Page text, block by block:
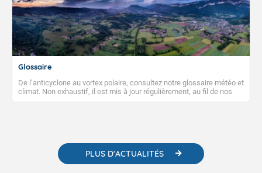
Glossaire
De l’anticyclone au vortex polaire, consultez notre glossaire météo et
climat. Non exhaustif, il est mis à jour régulièrement, au fil de nos
publications. Vous y trouverez également des liens utiles vers nos
PLUS D'ACTUALITÉS